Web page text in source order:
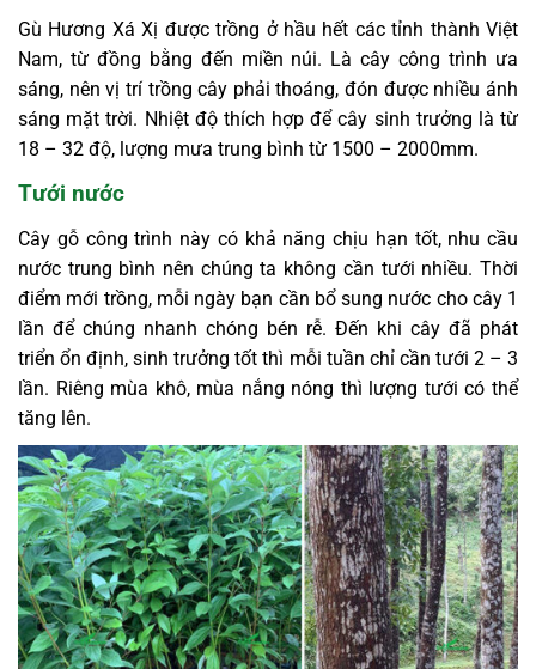
Gù Hương Xá Xị được trồng ở hầu hết các tỉnh thành Việt
Nam, từ đồng bằng đến miền núi. Là cây công trình ưa
sáng, nên vị trí trồng cây phải thoáng, đón được nhiều ánh
sáng mặt trời. Nhiệt độ thích hợp để cây sinh trưởng là từ
18 – 32 độ, lượng mưa trung bình từ 1500 – 2000mm.
Tưới nước
Cây gỗ công trình này có khả năng chịu hạn tốt, nhu cầu
nước trung bình nên chúng ta không cần tưới nhiều. Thời
điểm mới trồng, mỗi ngày bạn cần bổ sung nước cho cây 1
lần để chúng nhanh chóng bén rễ. Đến khi cây đã phát
triển ổn định, sinh trưởng tốt thì mỗi tuần chỉ cần tưới 2 – 3
lần. Riêng mùa khô, mùa nắng nóng thì lượng tưới có thể
tăng lên.